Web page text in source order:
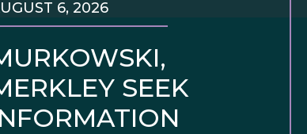
SEEK
6, 2026